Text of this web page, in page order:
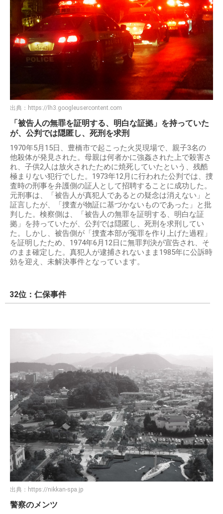
出典： https://lh3.googleusercontent.com
「被告人の無罪を証明する、明白な証拠」を持っていた
が、公判では隠匿し、死刑を求刑
1970年5月15日、豊橋市で起こった火災現場で、親子3名の
他殺体が発見された。母親は何者かに強姦された上で殺害さ
れ、子供2人は放火されたために焼死していたという、残酷
極まりない犯行でした。1973年12月に行われた公判では、捜
査時の刑事を弁護側の証人として招聘することに成功した。
元刑事は、「被告人が真犯人であるとの疑念は消えない」と
証言したが、「捜査が物証に基づかないものであった」と批
判した。検察側は、「被告人の無罪を証明する、明白な証
拠」を持っていたが、公判では隠匿し、死刑を求刑してい
た。しかし、被告側が「捜査本部が冤罪を作り上げた過程」
を証明したため、1974年6月12日に無罪判決が宣告され、そ
のまま確定した。真犯人が逮捕されないまま1985年に公訴時
効を迎え、未解決事件となっています。
32位：仁保事件
出典： https://nikkan-spa.jp
警察のメンツ